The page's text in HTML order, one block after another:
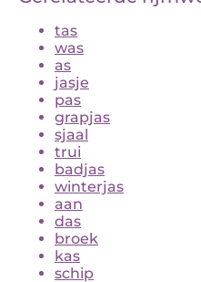
tas
was
as
jasje
pas
grapjas
sjaal
trui
badjas
winterjas
aan
das
broek
kas
schip